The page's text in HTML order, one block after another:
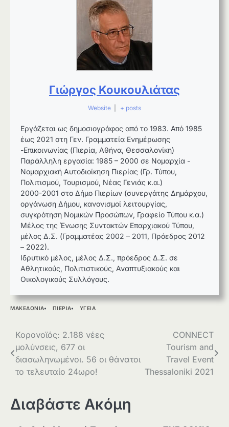
Γιώργος Κουκουλιάτας
Website + posts
Εργάζεται ως δημοσιογράφος από το 1983. Από 1985
έως 2021 στη Γεν. Γραμματεία Ενημέρωσης
-Επικοινωνίας (Πιερία, Αθήνα, Θεσσαλονίκη)
Παράλληλη εργασία: 1985 – 2000 σε Νομαρχία -
Νομαρχιακή Αυτοδιοίκηση Πιερίας (Γρ. Τύπου,
Πολιτισμού, Τουρισμού, Νέας Γενιάς κ.α.)
2000-2001 στο Δήμο Πιερίων (συνεργάτης Δημάρχου,
οργάνωση Δήμου, κανονισμοί λειτουργίας,
συγκρότηση Νομικών Προσώπων, Γραφείο Τύπου κ.α.)
Μέλος της Ένωσης Συντακτών Επαρχιακού Τύπου,
μέλος Δ.Σ. (Γραμματέας 2002 – 2011, Πρόεδρος 2012
– 2022).
Ιδρυτικό μέλος, μέλος Δ.Σ., πρόεδρος Δ.Σ. σε
Αθλητικούς, Πολιτιστικούς, Αναπτυξιακούς και
Οικολογικούς Συλλόγους.
ΜΑΚΕΔΟΝΙΑ ΠΙΕΡΙΑ ΥΓΕΙΑ
Πλοήγηση
άρθρων
Κορονοϊός: 2.188 νέες
μολύνσεις, 677 οι
διασωληνωμένοι. 56 οι θάνατοι
το τελευταίο 24ωρο!
CONNECT
Tourism and
Travel Event
Thessaloniki 2021
Διαβάστε Ακόμη